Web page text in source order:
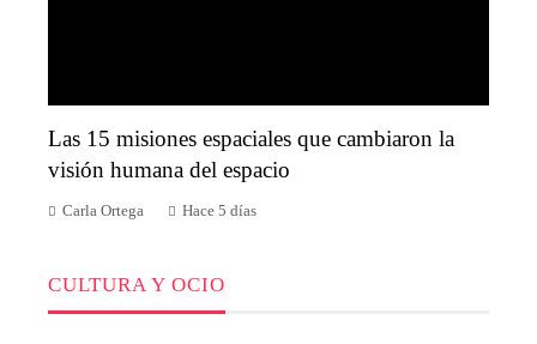
Las 15 misiones espaciales que cambiaron la
visión humana del espacio
Carla Ortega Hace 5 días
CULTURA Y OCIO